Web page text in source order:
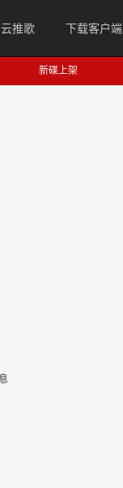
云推歌 下载客户端
新碟上架